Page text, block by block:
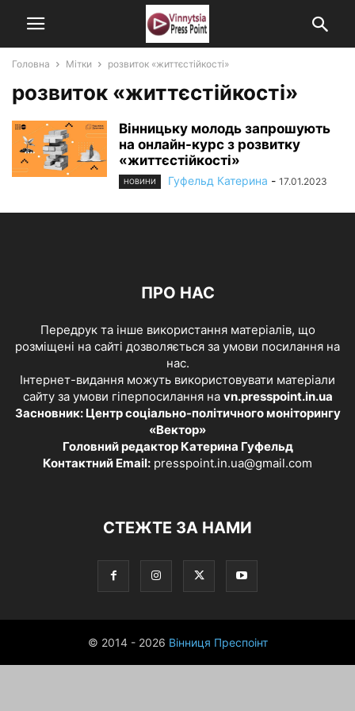
Головна Мітки розвиток «життєстійкості»
розвиток «життєстійкості»
Вінницьку молодь запрошують
на онлайн-курс з розвитку
«життєстійкості»
НОВИНИ Гуфельд Катерина - 17.01.2023
ПРО НАС
Передрук та інше використання матеріалів, що
розміщені на сайті дозволяється за умови посилання на
нас.
Інтернет-видання можуть використовувати матеріали
сайту за умови гіперпосилання на vn.presspoint.in.ua
Засновник: Центр соціально-політичного моніторингу
«Вектор»
Головний редактор Катерина Гуфельд
Контактний Email: presspoint.in.ua@gmail.com
СТЕЖТЕ ЗА НАМИ
© 2014 - 2026 Вінниця Преспоінт